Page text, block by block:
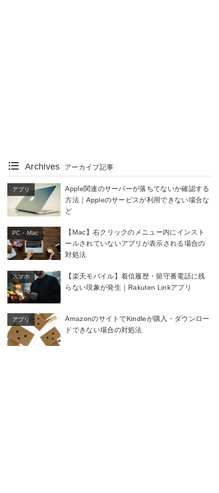
Archives アーカイブ記事
アプリ
Apple関連のサーバーが落ちてないか確認する
方法｜Appleのサービスが利用できない場合な
ど
PC・Mac
【Mac】右クリックのメニュー内にインスト
ールされていないアプリが表示される場合の
対処法
スマホ
【楽天モバイル】着信履歴・留守番電話に残
らない現象が発生｜Rakuten Linkアプリ
アプリ
AmazonのサイトでKindleが購入・ダウンロー
ドできない場合の対処法